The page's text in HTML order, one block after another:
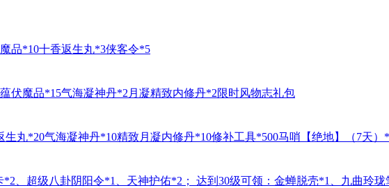
品*10十香返生丸*3侠客令*5
伏魔品*15气海凝神丹*2月凝精致内修丹*2限时风物志礼包
丸*20气海凝神丹*10精致月凝内修丹*10修补工具*500马哨【绝地】（7天
、超级八卦阴阳令*1、天神护佑*2； 达到30级可领：金蝉脱壳*1、九曲玲珑